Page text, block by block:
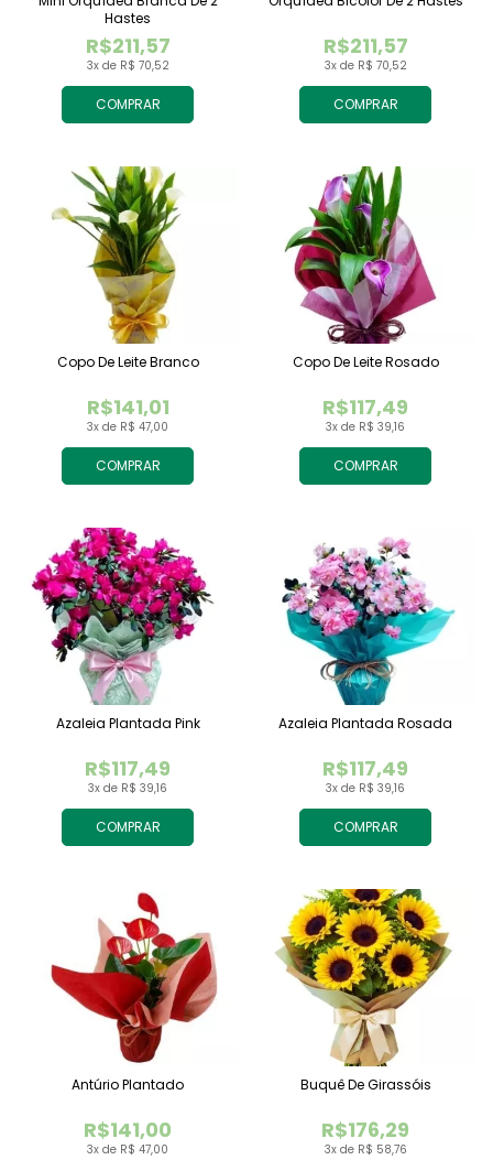
COMPRAR
3x de R$ 70,52
R$211,57
Hastes
COMPRAR
3x de R$ 70,52
R$211,57
COMPRAR
3x de R$ 47,00
R$141,01
Copo De Leite Branco
COMPRAR
3x de R$ 39,16
R$117,49
Copo De Leite Rosado
COMPRAR
3x de R$ 39,16
R$117,49
Azaleia Plantada Pink
COMPRAR
3x de R$ 39,16
R$117,49
Azaleia Plantada Rosada
3x de R$ 47,00
R$141,00
Antúrio Plantado
3x de R$ 58,76
R$176,29
Buquê De Girassóis